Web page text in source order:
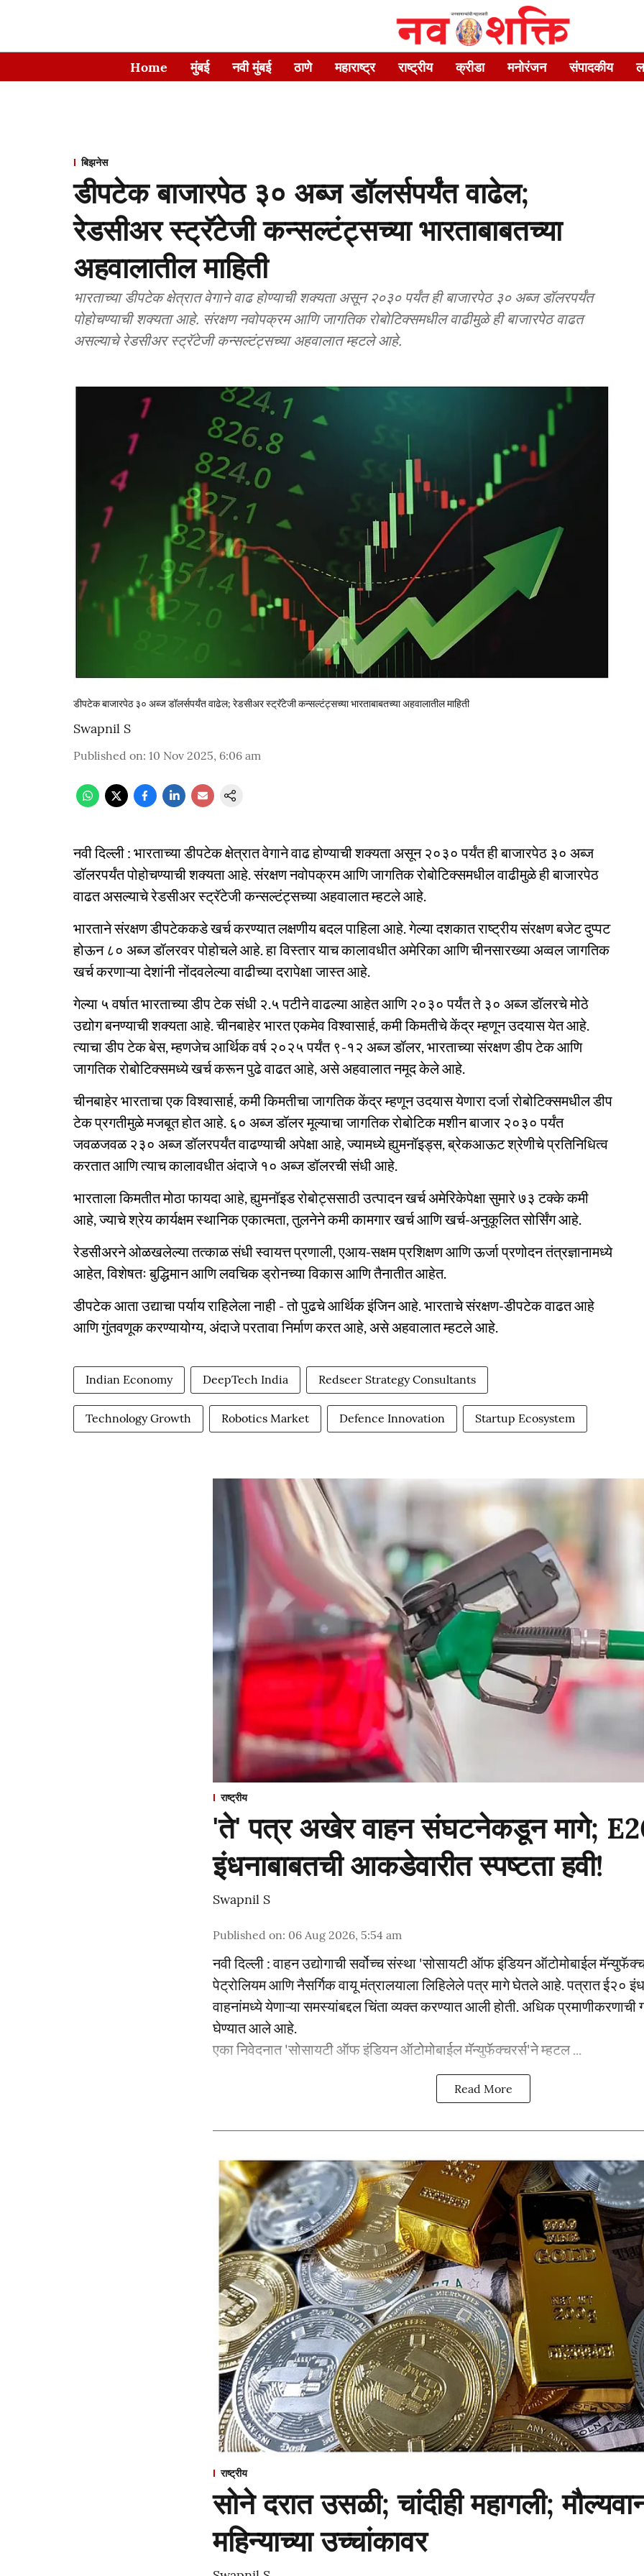
Home मुंबई नवी मुंबई ठाणे महाराष्ट्र राष्ट्रीय क्रीडा मनोरंजन संपादकीय
बिझनेस
डीपटेक बाजारपेठ ३० अब्ज डॉलर्सपर्यंत वाढेल;
रेडसीअर स्ट्रॅटेजी कन्सल्टंट्सच्या भारताबाबतच्या
अहवालातील माहिती
भारताच्या डीपटेक क्षेत्रात वेगाने वाढ होण्याची शक्यता असून २०३० पर्यंत ही बाजारपेठ ३० अब्ज डॉलरपर्यंत
पोहोचण्याची शक्यता आहे. संरक्षण नवोपक्रम आणि जागतिक रोबोटिक्समधील वाढीमुळे ही बाजारपेठ वाढत
असल्याचे रेडसीअर स्ट्रॅटेजी कन्सल्टंट्सच्या अहवालात म्हटले आहे.
डीपटेक बाजारपेठ ३० अब्ज डॉलर्सपर्यंत वाढेल; रेडसीअर स्ट्रॅटेजी कन्सल्टंट्सच्या भारताबाबतच्या अहवालातील माहिती
Swapnil S
Published on: 10 Nov 2025, 6:06 am
नवी दिल्ली : भारताच्या डीपटेक क्षेत्रात वेगाने वाढ होण्याची शक्यता असून २०३० पर्यंत ही बाजारपेठ ३० अब्ज
डॉलरपर्यंत पोहोचण्याची शक्यता आहे. संरक्षण नवोपक्रम आणि जागतिक रोबोटिक्समधील वाढीमुळे ही बाजारपेठ
वाढत असल्याचे रेडसीअर स्ट्रॅटेजी कन्सल्टंट्सच्या अहवालात म्हटले आहे.
भारताने संरक्षण डीपटेककडे खर्च करण्यात लक्षणीय बदल पाहिला आहे. गेल्या दशकात राष्ट्रीय संरक्षण बजेट दुप्पट
होऊन ८० अब्ज डॉलरवर पोहोचले आहे. हा विस्तार याच कालावधीत अमेरिका आणि चीनसारख्या अव्वल जागतिक
खर्च करणाऱ्या देशांनी नोंदवलेल्या वाढीच्या दरापेक्षा जास्त आहे.
गेल्या ५ वर्षात भारताच्या डीप टेक संधी २.५ पटीने वाढल्या आहेत आणि २०३० पर्यंत ते ३० अब्ज डॉलरचे मोठे
उद्योग बनण्याची शक्यता आहे. चीनबाहेर भारत एकमेव विश्वासार्ह, कमी किमतीचे केंद्र म्हणून उदयास येत आहे.
त्याचा डीप टेक बेस, म्हणजेच आर्थिक वर्ष २०२५ पर्यंत ९-१२ अब्ज डॉलर, भारताच्या संरक्षण डीप टेक आणि
जागतिक रोबोटिक्समध्ये खर्च करून पुढे वाढत आहे, असे अहवालात नमूद केले आहे.
चीनबाहेर भारताचा एक विश्वासार्ह, कमी किमतीचा जागतिक केंद्र म्हणून उदयास येणारा दर्जा रोबोटिक्समधील डीप
टेक प्रगतीमुळे मजबूत होत आहे. ६० अब्ज डॉलर मूल्याचा जागतिक रोबोटिक मशीन बाजार २०३० पर्यंत
जवळजवळ २३० अब्ज डॉलरपर्यंत वाढण्याची अपेक्षा आहे, ज्यामध्ये ह्युमनॉइड्स, ब्रेकआऊट श्रेणीचे प्रतिनिधित्व
करतात आणि त्याच कालावधीत अंदाजे १० अब्ज डॉलरची संधी आहे.
भारताला किमतीत मोठा फायदा आहे, ह्युमनॉइड रोबोट्ससाठी उत्पादन खर्च अमेरिकेपेक्षा सुमारे ७३ टक्के कमी
आहे, ज्याचे श्रेय कार्यक्षम स्थानिक एकात्मता, तुलनेने कमी कामगार खर्च आणि खर्च-अनुकूलित सोर्सिंग आहे.
रेडसीअरने ओळखलेल्या तत्काळ संधी स्वायत्त प्रणाली, एआय-सक्षम प्रशिक्षण आणि ऊर्जा प्रणोदन तंत्रज्ञानामध्ये
आहेत, विशेषतः बुद्धिमान आणि लवचिक ड्रोनच्या विकास आणि तैनातीत आहेत.
डीपटेक आता उद्याचा पर्याय राहिलेला नाही - तो पुढचे आर्थिक इंजिन आहे. भारताचे संरक्षण-डीपटेक वाढत आहे
आणि गुंतवणूक करण्यायोग्य, अंदाजे परतावा निर्माण करत आहे, असे अहवालात म्हटले आहे.
Indian Economy DeepTech India Redseer Strategy Consultants
Technology Growth Robotics Market Defence Innovation Startup Ecosystem
राष्ट्रीय
'ते' पत्र अखेर वाहन संघटनेकडून मागे;
इंधनाबाबतची आकडेवारीत स्पष्टता हवी!
Swapnil S
Published on: 06 Aug 2026, 5:54 am
नवी दिल्ली : वाहन उद्योगाची सर्वोच्च संस्था 'सोसायटी ऑफ इंडियन ऑटोमोबाईल
पेट्रोलियम आणि नैसर्गिक वायू मंत्रालयाला लिहिलेले पत्र मागे घेतले आहे. पत्रात ई२०
वाहनांमध्ये येणाऱ्या समस्यांबद्दल चिंता व्यक्त करण्यात आली होती. अधिक
घेण्यात आले आहे.
एका निवेदनात 'सोसायटी ऑफ इंडियन ऑटोमोबाईल मॅन्युफॅक्चरर्स'ने म्हटल ...
Read More
राष्ट्रीय
सोने दरात उसळी; चांदीही महागली;
महिन्याच्या उच्चांकावर